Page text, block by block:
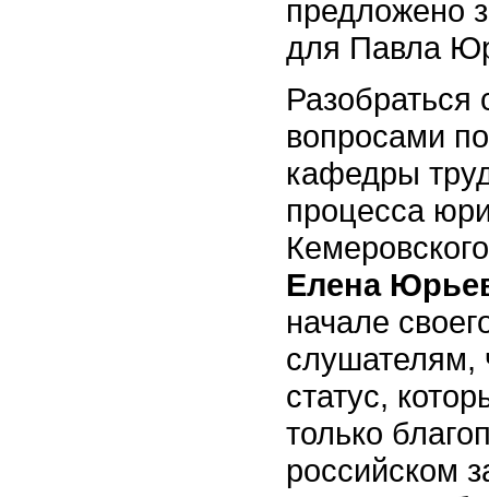
предложено
для Павла
Разобраться
вопросами
кафедры
процесса
Елена
начале
слушателям,
статус,
только
российском